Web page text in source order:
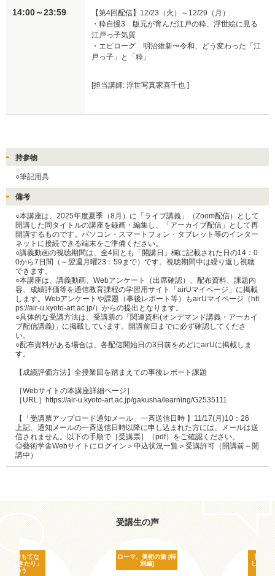
14:00～23:59
【第4回配信】12/23（火）～12/29（月）
・粋自慢3　版元が育んだ江戸の粋、浮世絵に見る
江戸っ子気質
・エピローグ　明治維新〜令和、どう変わった「江
戸っ子」と「粋」
[担当講師: 浮世写真家喜千也 ]
持参物
○筆記用具
備考
○本講座は、2025年度夏季（8月）に「ライブ講義」（Zoom配信）として
開講した同タイトルの講座を録画・編集し、「アーカイブ配信」として再
開講するものです。パソコン・スマートフォン・タブレット等のインター
ネットに接続できる端末をご準備ください。
○講義動画の視聴期間は、全4回とも「開講日」欄に記載された日の14：0
0から7日間（～翌週月曜23：59まで）です。視聴期間中は繰り返し視聴
できます。
○本講座は、講義動画、Webアンケート（出席確認）、配布資料、課題内
容、成績評価等を通信教育課程の学習用サイト「airUマイページ」に掲載
します。Webアンケートや課題（事後レポート等）もairUマイページ（htt
ps://air-u.kyoto-art.ac.jp/）からの提出となります。
○具体的な受講方法は、受講票の「関連資料(オンデマンド講義・アーカイ
ブ配信講義)」に掲載しています。開講前日までに必ず確認してくださ
い。
○配布資料がある場合は、各配信開始日の3日前をめどにairUに掲載しま
す。
【成績評価方法】全授業回を踏まえての事後レポート課題
［Webサイトの本講座詳細ページ］
［URL］https://air-u.kyoto-art.ac.jp/gakusha/learning/G2535111
【「受講票アップロード通知メール」一斉送信日時 】11/17(月)10：26
上記、通知メールの一斉送信日時以降に申し込まれた方には、メールは送
信されません。以下の手順で［受講票］（pdf）をご確認ください。
◎藝術学舎Webサイトにログイン＞申込状況一覧＞受講許可（開講前～開
講中）
受講生の声
の「おもてな
「しきたり」
を味わう
ローマ、美術の旅 [特
別編]
日本の
し」と
を